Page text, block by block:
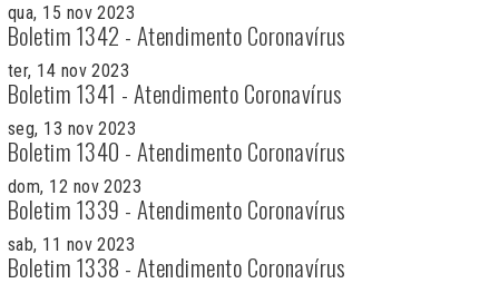
qua, 15 nov 2023
Boletim 1342 - Atendimento Coronavírus
ter, 14 nov 2023
Boletim 1341 - Atendimento Coronavírus
seg, 13 nov 2023
Boletim 1340 - Atendimento Coronavírus
dom, 12 nov 2023
Boletim 1339 - Atendimento Coronavírus
sab, 11 nov 2023
Boletim 1338 - Atendimento Coronavírus